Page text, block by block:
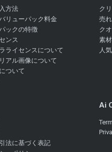
方法
リューパック料金
ックの特徴
ンス
ライセンスについて
アル画像について
ついて
ク
売
ク
素
人
法に基づく表記
Ai